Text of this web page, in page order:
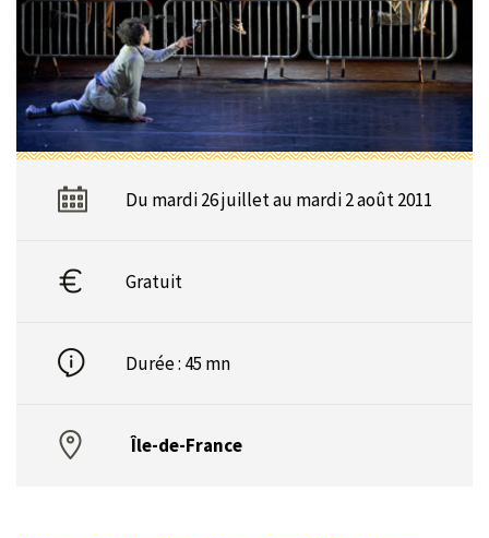
Du mardi 26 juillet au mardi 2 août 2011
Gratuit
Durée : 45 mn
Île-de-France